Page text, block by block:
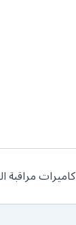
كاميرات مراقبة